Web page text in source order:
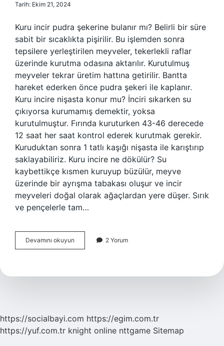
Tarih: Ekim 21, 2024
Kuru incir pudra şekerine bulanır mı? Belirli bir süre
sabit bir sıcaklıkta pişirilir. Bu işlemden sonra
tepsilere yerleştirilen meyveler, tekerlekli raflar
üzerinde kurutma odasına aktarılır. Kurutulmuş
meyveler tekrar üretim hattına getirilir. Bantta
hareket ederken önce pudra şekeri ile kaplanır.
Kuru incire nişasta konur mu? İnciri sıkarken su
çıkıyorsa kurumamış demektir, yoksa
kurutulmuştur. Fırında kuruturken 43-46 derecede
12 saat her saat kontrol ederek kurutmak gerekir.
Kuruduktan sonra 1 tatlı kaşığı nişasta ile karıştırıp
saklayabiliriz. Kuru incire ne dökülür? Su
kaybettikçe kısmen kuruyup büzülür, meyve
üzerinde bir ayrışma tabakası oluşur ve incir
meyveleri doğal olarak ağaçlardan yere düşer. Sırık
ve pençelerle tam…
Devamını okuyun
Incire
Konur
2 Yorum
https://socialbayi.com https://egim.com.tr
https://yuf.com.tr knight online nttgame Sitemap